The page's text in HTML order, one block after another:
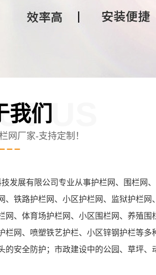
我们US
网厂家-支持定制！
发展有限公司专业从事护栏网、围栏网
、铁路护栏网、小区护栏网、监狱护栏
网、体育场护栏网、小区围栏网、养殖
栏网、喷塑铁艺护栏、小区锌钢护栏等
的安全防护；市政建设中的公园、草坪